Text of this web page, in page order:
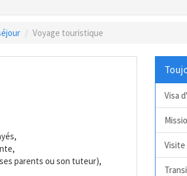
Voyage touristique
parents ou son tuteur),
Visa
Visite